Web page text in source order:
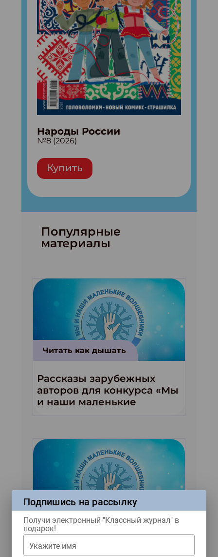
Народы России
№8 (2026)
Купить
Популярные
материалы
Читать как дышать
Рассказы зарубежных
авторов для конкурса «Мы
и наши маленькие
волшебники!»
Читать как дышать
от двух серьёзных
Подпишись на рассылку
Получи электронный "Классный журнал" в
подарок!
Укажите имя